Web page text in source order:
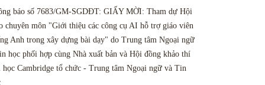
báo số 7683/GM-SGDĐT: GIẤY MỜI: Tham dự Hội
chuyên môn "Giới thiệu các công cụ AI hỗ trợ giáo viên
Anh trong xây dựng bài dạy" do Trung tâm Ngoại ngữ
học phối hợp cùng Nhà xuất bản và Hội đồng khảo thí
Cambridge tổ chức - Trung tâm Ngoại ngữ và Tin